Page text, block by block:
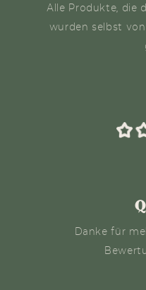
Alle Produkte, die
wurden selbst
Danke für